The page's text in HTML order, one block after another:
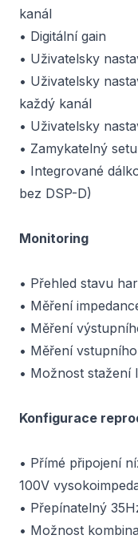
kanál
• Digitální gain
• Uživatelsky
• Uživatelsky
každý kanál
• Uživatelsky
• Zamykatelný
• Integrované
bez DSP-D)
Monitoring
• Přehled stavu
• Měření
• Měření
• Měření
• Možnost stažení
Konfigurace
• Přímé připojení
100V
• Přepínatelný
• Možnost